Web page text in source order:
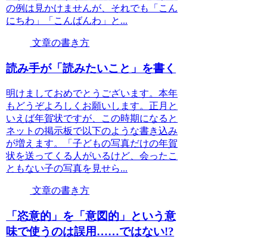
の例は見かけませんが、それでも「こん
にちわ」「こんばんわ」と...
文章の書き方
読み手が「読みたいこと」を書く
明けましておめでとうございます。本年
もどうぞよろしくお願いします。正月と
いえば年賀状ですが、この時期になると
ネットの掲示板で以下のような書き込み
が増えます。「子どもの写真だけの年賀
状を送ってくる人がいるけど、会ったこ
ともない子の写真を見せら...
文章の書き方
「恣意的」を「意図的」という意
味で使うのは誤用……ではない!?